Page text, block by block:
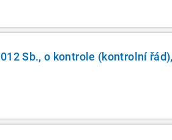
Sb., o kontrole (kontrolní